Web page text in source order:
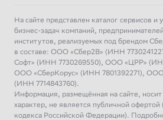
На сайте представлен каталог сервисов и
бизнес-задач компаний,
институтов, реализуемых под брендом
в составе: ООО «Сбер2В» (ИНН
Софт» (ИНН 7730269550), ООО «ЦРР»
ООО «СберКорус» (ИНН 7801392271), ООО
(ИНН 7714843760).
Информация, размещённая на сайте,
характер, не является публичной офертой
кодекса Российской Федерации).